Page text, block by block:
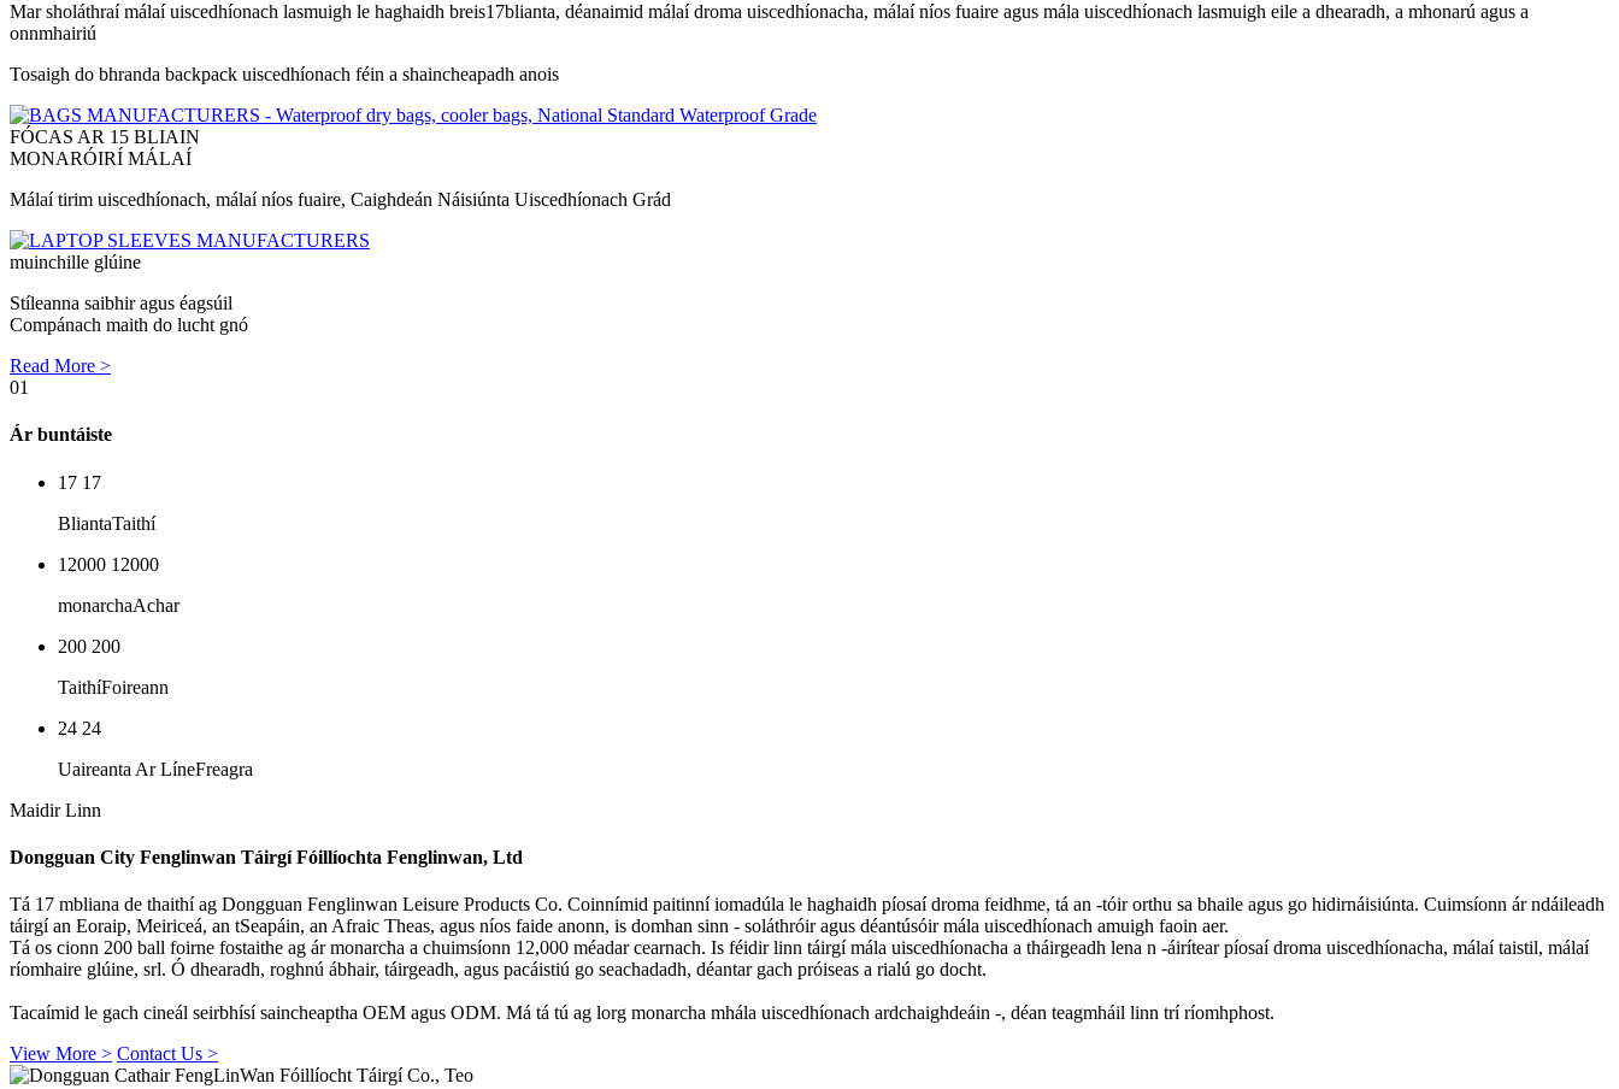
Mar sholáthraí málaí uiscedhíonach lasmuigh le haghaidh breis17blianta, déanaimid málaí droma uiscedhíonacha, málaí níos fuaire agus mála uiscedhíonach lasmuigh eile a dhearadh, a mhonarú agus a
onnmhairiú
Tosaigh do bhranda backpack uiscedhíonach féin a shaincheapadh anois
FÓCAS AR 15 BLIAIN
MONARÓIRÍ MÁLAÍ
Málaí tirim uiscedhíonach, málaí níos fuaire, Caighdeán Náisiúnta Uiscedhíonach Grád
muinchille glúine
Stíleanna saibhir agus éagsúil
Compánach maith do lucht gnó
Read More >
01
Ár buntáiste
17 17
BliantaTaithí
12000 12000
monarchaAchar
200 200
TaithíFoireann
24 24
Uaireanta Ar LíneFreagra
Maidir Linn
Dongguan City Fenglinwan Táirgí Fóillíochta Fenglinwan, Ltd
Tá 17 mbliana de thaithí ag Dongguan Fenglinwan Leisure Products Co. Coinnímid paitinní iomadúla le haghaidh píosaí droma feidhme, tá an -tóir orthu sa bhaile agus go hidirnáisiúnta. Cuimsíonn ár ndáileadh
táirgí an Eoraip, Meiriceá, an tSeapáin, an Afraic Theas, agus níos faide anonn, is domhan sinn - soláthróir agus déantúsóir mála uiscedhíonach amuigh faoin aer.
Tá os cionn 200 ball foirne fostaithe ag ár monarcha a chuimsíonn 12,000 méadar cearnach. Is féidir linn táirgí mála uiscedhíonacha a tháirgeadh lena n -áirítear píosaí droma uiscedhíonacha, málaí taistil, málaí
ríomhaire glúine, srl. Ó dhearadh, roghnú ábhair, táirgeadh, agus pacáistiú go seachadadh, déantar gach próiseas a rialú go docht.
Tacaímid le gach cineál seirbhísí saincheaptha OEM agus ODM. Má tá tú ag lorg monarcha mhála uiscedhíonach ardchaighdeáin -, déan teagmháil linn trí ríomhphost.
View More > Contact Us >